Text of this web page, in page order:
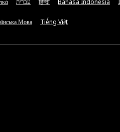
עברית हिन्दी Bahasa Indonesia
Мова Tiếng Việt